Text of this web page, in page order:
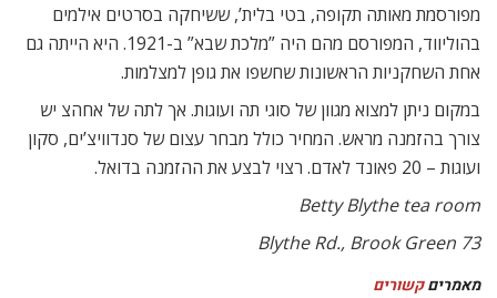
מפורסמת מאותה תקופה, בטי בלית’, ששיחקה בסרטים אילמים
בהוליווד, המפורסם מהם היה ”מלכת שבא” ב-1921. היא הייתה גם
אחת השחקניות הראשונות שחשפו את גופן למצלמות.
במקום ניתן למצוא מגוון של סוגי תה ועוגות. אך לתה של אחהצ יש
צורך בהזמנה מראש. המחיר כולל מבחר עצום של סנדוויצ’ים, סקון
ועוגות – 20 פאונד לאדם. רצוי לבצע את ההזמנה בדואל.
Betty Blythe tea room
73 Blythe Rd., Brook Green
מאמריםקשורים